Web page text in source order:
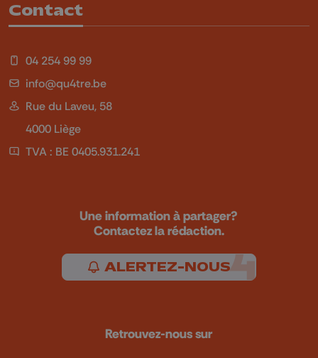
Contact
04 254 99 99
info@qu4tre.be
Rue du Laveu, 58
4000 Liège
TVA : BE 0405.931.241
Une information à partager?
Contactez la rédaction.
ALERTEZ-NOUS
Retrouvez-nous sur